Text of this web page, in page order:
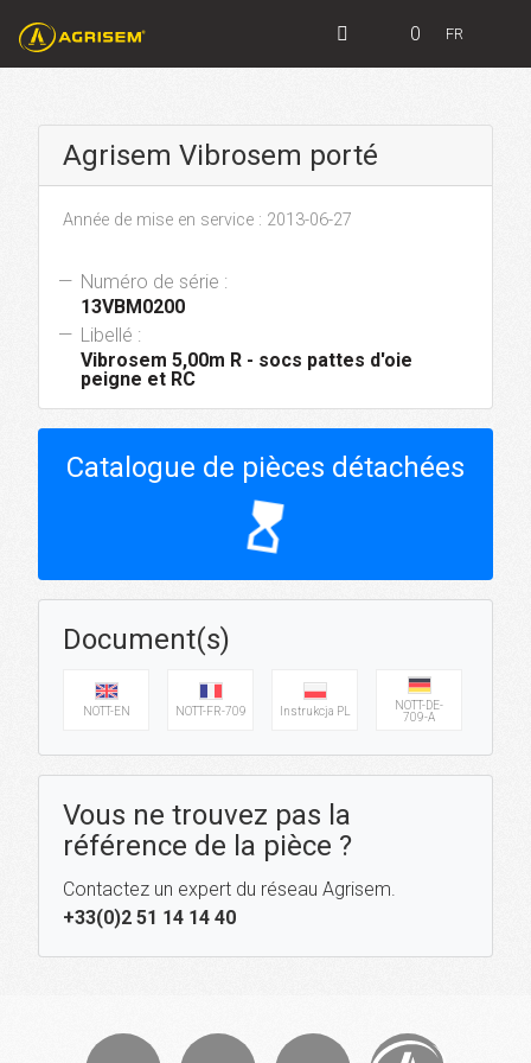
0 FR
Agrisem Vibrosem porté
Année de mise en service : 2013-06-27
Numéro de série :
13VBM0200
Libellé :
Vibrosem 5,00m R - socs pattes d'oie
peigne et RC
Catalogue de pièces détachées
hourglass_top
Document(s)
NOTT-EN NOTT-FR-709 Instrukcja PL
NOTT-DE-
709-A
Vous ne trouvez pas la
référence de la pièce ?
Contactez un expert du réseau Agrisem.
+33(0)2 51 14 14 40